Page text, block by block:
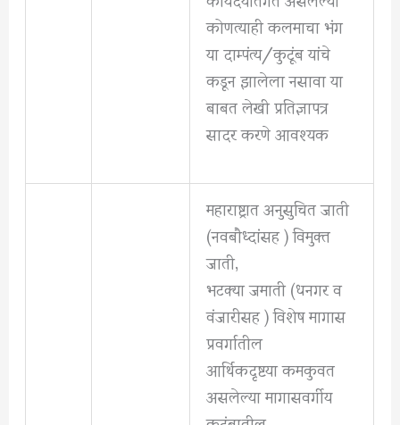
कोणत्याही कलमाचा भंग
या दाम्पंत्य/कुटूंब यांचे
कडून झालेला नसावा या
बाबत लेखी प्रतिज्ञापत्र
सादर करणे आवश्यक
महाराष्ट्रात अनुसुचित जाती
(नवबौध्दांसह ) विमुक्त
जाती,
भटक्या जमाती (धनगर व
वंजारीसह ) विशेष मागास
प्रवर्गातील
आर्थिकदृष्टया कमकुवत
असलेल्या मागासवर्गीय